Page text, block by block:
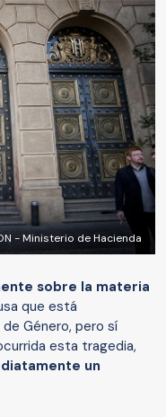
- Ministerio de Hacienda
sobre la materia
que está
Género, pero sí
esta tragedia,
un